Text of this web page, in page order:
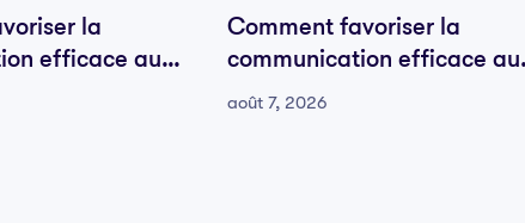
la
efficace au
équipe
Comment favoriser la
communication efficace au
sein de votre équipe
août 7, 2026